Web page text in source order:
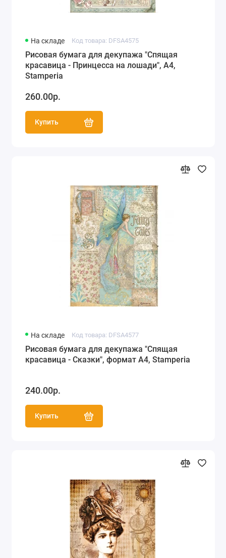
На складе Код товара: DFSA4575
Рисовая бумага для декупажа "Спящая
красавица - Принцесса на лошади", А4,
Stamperia
260.00р.
Купить
На складе Код товара: DFSA4577
Рисовая бумага для декупажа "Спящая
красавица - Сказки", формат А4, Stamperia
240.00р.
Купить